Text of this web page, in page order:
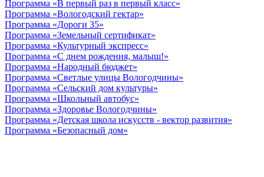
Программа «В первый раз в первый класс»
Программа «Вологодский гектар»
Программа «Дороги 35»
Программа «Земельный сертификат»
Программа «Культурный экспресс»
Программа «С днем рождения, малыш!»
Программа «Народный бюджет»
Программа «Светлые улицы Вологодчины»
Программа «Сельский дом культуры»
Программа «Школьный автобус»
Программа «Здоровье Вологодчины»
Программа «Детская школа искусств - вектор развития»
Программа «Безопасный дом»